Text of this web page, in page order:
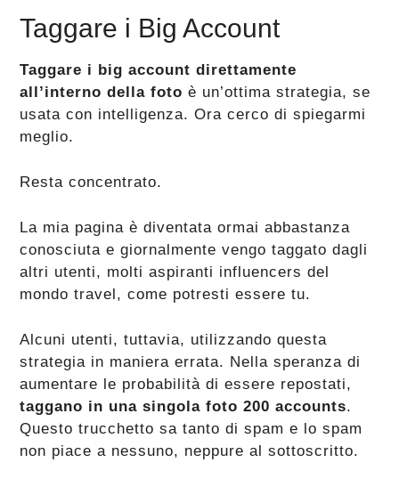
Taggare i Big Account
Taggare i big account direttamente
all’interno della foto è un’ottima strategia, se
usata con intelligenza. Ora cerco di spiegarmi
meglio.
Resta concentrato.
La mia pagina è diventata ormai abbastanza
conosciuta e giornalmente vengo taggato dagli
altri utenti, molti aspiranti influencers del
mondo travel, come potresti essere tu.
Alcuni utenti, tuttavia, utilizzando questa
strategia in maniera errata. Nella speranza di
aumentare le probabilità di essere repostati,
taggano in una singola foto 200 accounts.
Questo trucchetto sa tanto di spam e lo spam
non piace a nessuno, neppure al sottoscritto.